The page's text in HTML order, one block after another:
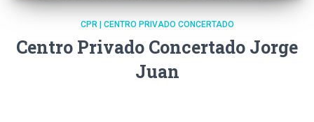
CPR | CENTRO PRIVADO CONCERTADO
Centro Privado Concertado Jorge
Juan